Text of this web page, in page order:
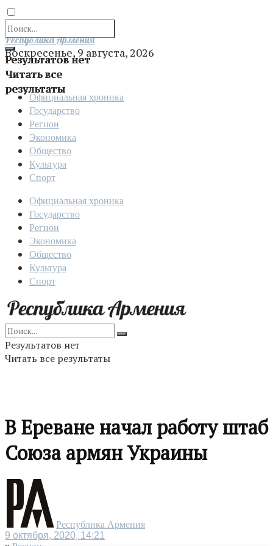
Результатов нет
Читать все
результаты
Отправить
Республика Армения
Воскресенье, 9 августа, 2026
Официальная хроника
Государство
Регион
Экономика
Общество
Культура
Спорт
Официальная хроника
Государство
Регион
Экономика
Общество
Культура
Спорт
Результатов нет
Читать все результаты
В Ереване начал работу штаб
Союза армян Украины
Республика Армения
9 октября, 2020, 14:21